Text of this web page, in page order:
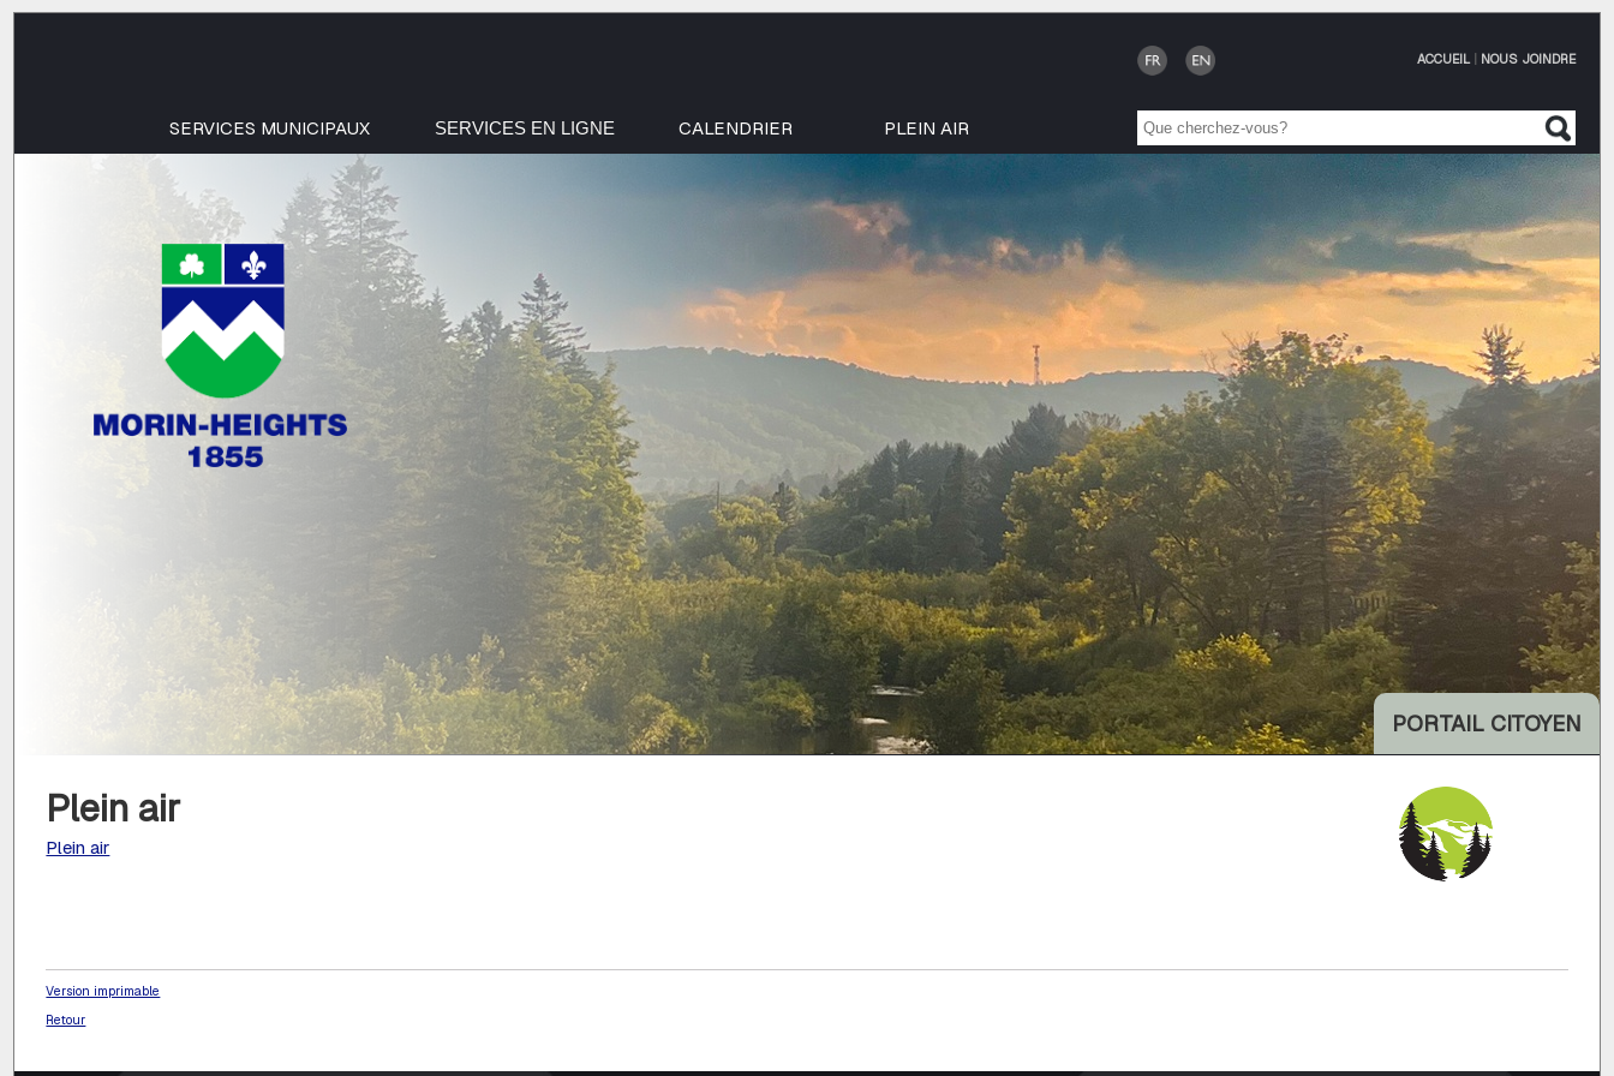
ACCUEIL| NOUS JOINDRE
SERVICES MUNICIPAUX SERVICES EN LIGNE CALENDRIER PLEIN AIR
PORTAIL CITOYEN
Plein air
Plein air
Version imprimable
Retour